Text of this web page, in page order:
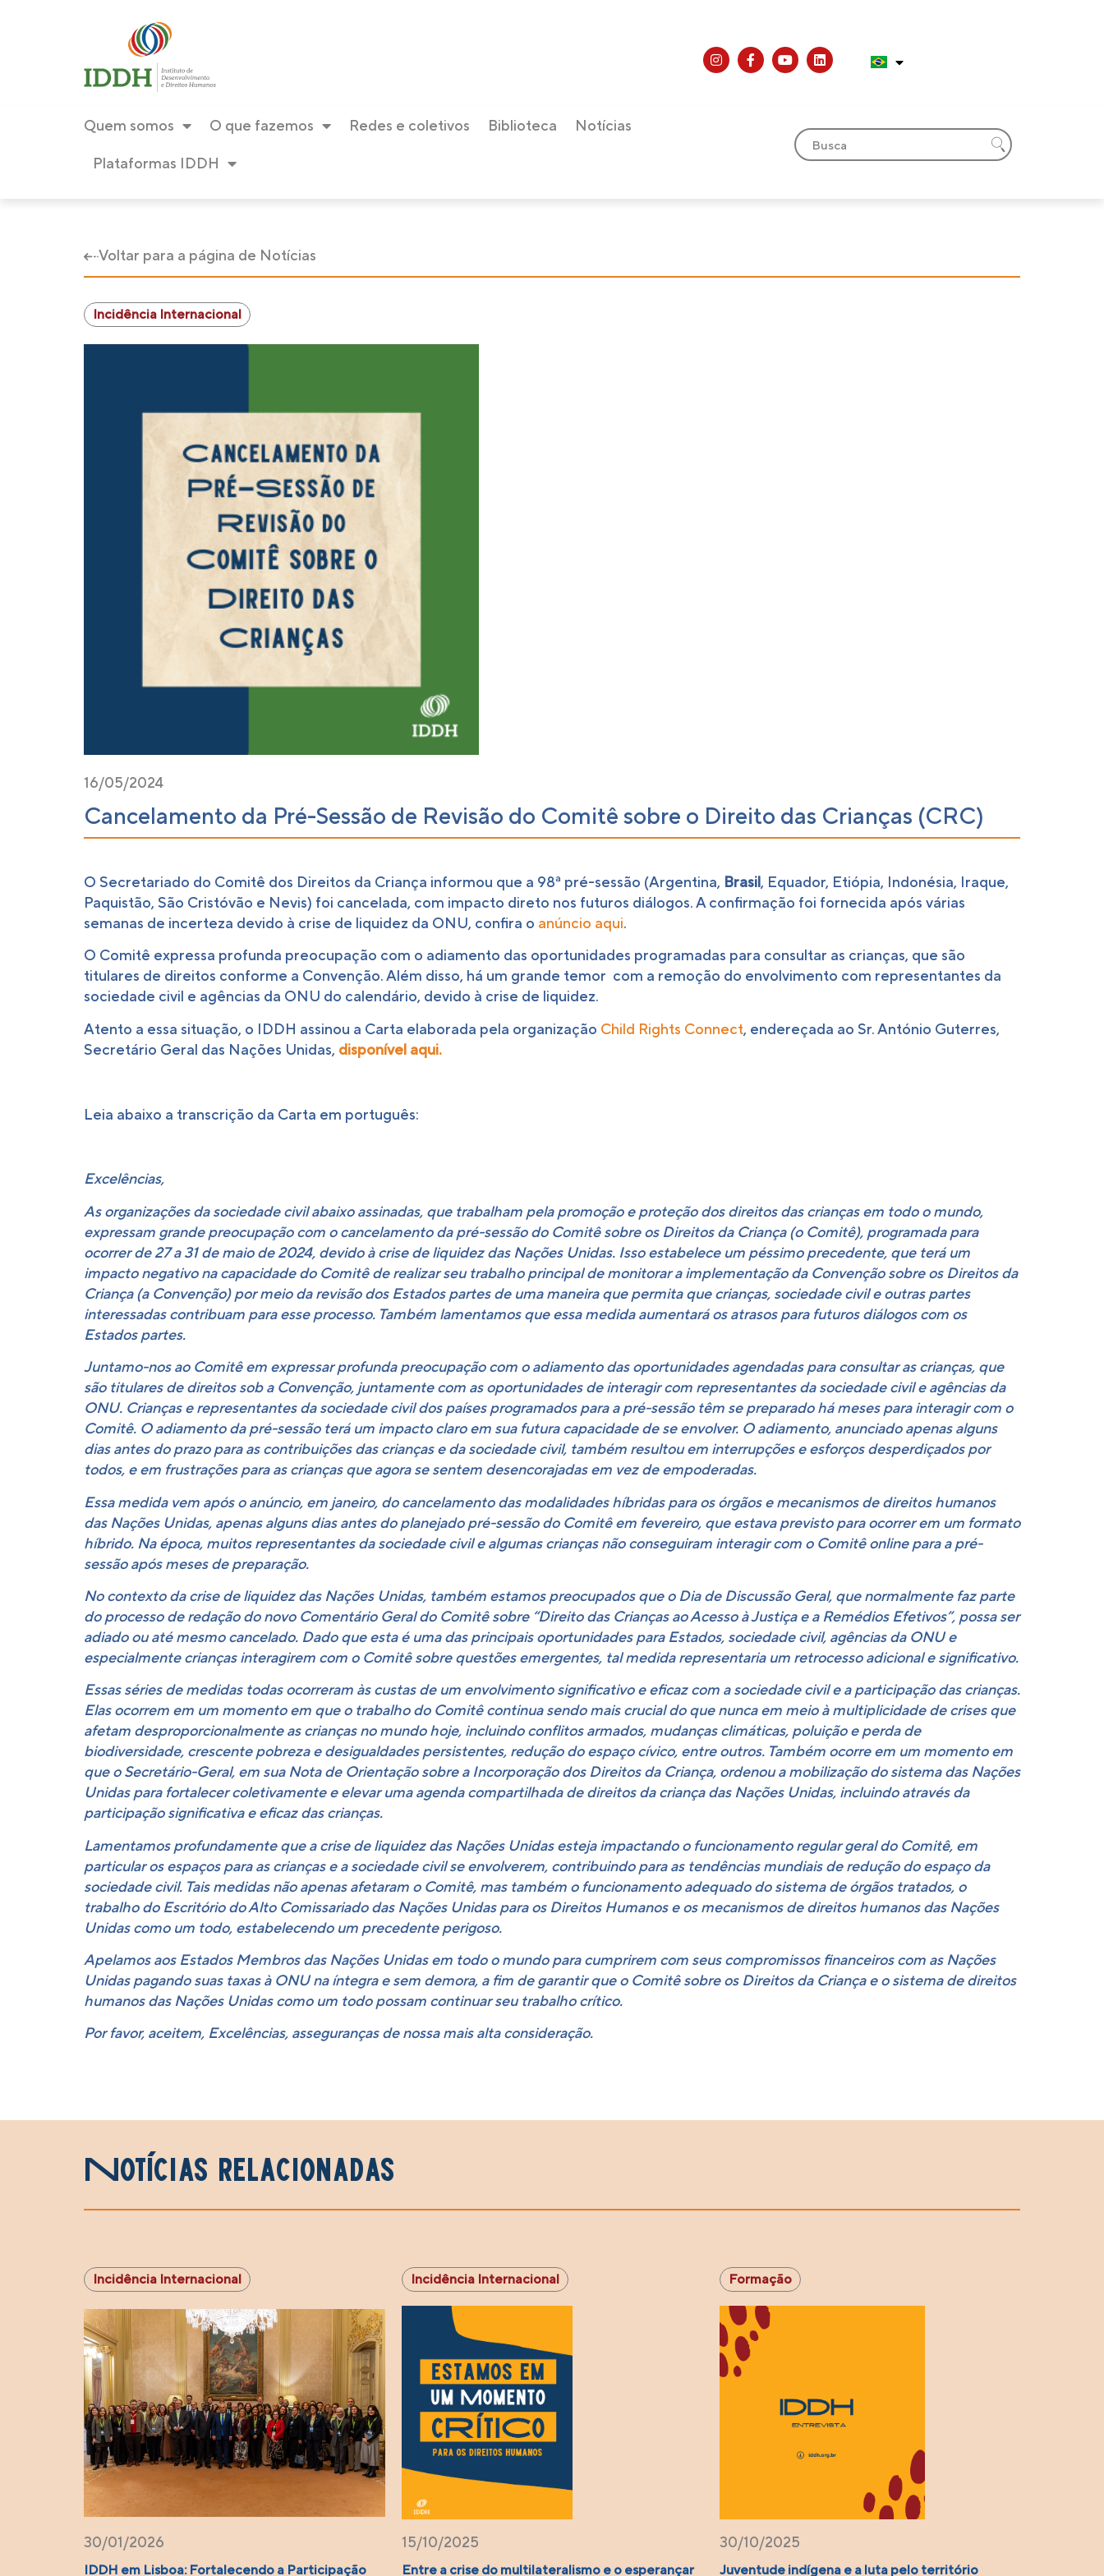
Quem somos O que fazemos Redes e coletivos Biblioteca Notícias
Plataformas IDDH
Voltar para a página de Notícias
Incidência Internacional
16/05/2024
Cancelamento da Pré-Sessão de Revisão do Comitê sobre o Direito das Crianças (CRC)
O Secretariado do Comitê dos Direitos da Criança informou que a 98ª pré-sessão (Argentina, Brasil, Equador, Etiópia, Indonésia, Iraque,
Paquistão, São Cristóvão e Nevis) foi cancelada, com impacto direto nos futuros diálogos. A confirmação foi fornecida após várias
semanas de incerteza devido à crise de liquidez da ONU, confira o anúncio aqui.
O Comitê expressa profunda preocupação com o adiamento das oportunidades programadas para consultar as crianças, que são
titulares de direitos conforme a Convenção. Além disso, há um grande temor com a remoção do envolvimento com representantes da
sociedade civil e agências da ONU do calendário, devido à crise de liquidez.
Atento a essa situação, o IDDH assinou a Carta elaborada pela organização Child Rights Connect, endereçada ao Sr. António Guterres,
Secretário Geral das Nações Unidas, disponível aqui.
Leia abaixo a transcrição da Carta em português:
Excelências,
As organizações da sociedade civil abaixo assinadas, que trabalham pela promoção e proteção dos direitos das crianças em todo o mundo,
expressam grande preocupação com o cancelamento da pré-sessão do Comitê sobre os Direitos da Criança (o Comitê), programada para
ocorrer de 27 a 31 de maio de 2024, devido à crise de liquidez das Nações Unidas. Isso estabelece um péssimo precedente, que terá um
impacto negativo na capacidade do Comitê de realizar seu trabalho principal de monitorar a implementação da Convenção sobre os Direitos da
Criança (a Convenção) por meio da revisão dos Estados partes de uma maneira que permita que crianças, sociedade civil e outras partes
interessadas contribuam para esse processo. Também lamentamos que essa medida aumentará os atrasos para futuros diálogos com os
Estados partes.
Juntamo-nos ao Comitê em expressar profunda preocupação com o adiamento das oportunidades agendadas para consultar as crianças, que
são titulares de direitos sob a Convenção, juntamente com as oportunidades de interagir com representantes da sociedade civil e agências da
ONU. Crianças e representantes da sociedade civil dos países programados para a pré-sessão têm se preparado há meses para interagir com o
Comitê. O adiamento da pré-sessão terá um impacto claro em sua futura capacidade de se envolver. O adiamento, anunciado apenas alguns
dias antes do prazo para as contribuições das crianças e da sociedade civil, também resultou em interrupções e esforços desperdiçados por
todos, e em frustrações para as crianças que agora se sentem desencorajadas em vez de empoderadas.
Essa medida vem após o anúncio, em janeiro, do cancelamento das modalidades híbridas para os órgãos e mecanismos de direitos humanos
das Nações Unidas, apenas alguns dias antes do planejado pré-sessão do Comitê em fevereiro, que estava previsto para ocorrer em um formato
híbrido. Na época, muitos representantes da sociedade civil e algumas crianças não conseguiram interagir com o Comitê online para a pré-
sessão após meses de preparação.
No contexto da crise de liquidez das Nações Unidas, também estamos preocupados que o Dia de Discussão Geral, que normalmente faz parte
do processo de redação do novo Comentário Geral do Comitê sobre “Direito das Crianças ao Acesso à Justiça e a Remédios Efetivos”, possa ser
adiado ou até mesmo cancelado. Dado que esta é uma das principais oportunidades para Estados, sociedade civil, agências da ONU e
especialmente crianças interagirem com o Comitê sobre questões emergentes, tal medida representaria um retrocesso adicional e significativo.
Essas séries de medidas todas ocorreram às custas de um envolvimento significativo e eficaz com a sociedade civil e a participação das crianças.
Elas ocorrem em um momento em que o trabalho do Comitê continua sendo mais crucial do que nunca em meio à multiplicidade de crises que
afetam desproporcionalmente as crianças no mundo hoje, incluindo conflitos armados, mudanças climáticas, poluição e perda de
biodiversidade, crescente pobreza e desigualdades persistentes, redução do espaço cívico, entre outros. Também ocorre em um momento em
que o Secretário-Geral, em sua Nota de Orientação sobre a Incorporação dos Direitos da Criança, ordenou a mobilização do sistema das Nações
Unidas para fortalecer coletivamente e elevar uma agenda compartilhada de direitos da criança das Nações Unidas, incluindo através da
participação significativa e eficaz das crianças.
Lamentamos profundamente que a crise de liquidez das Nações Unidas esteja impactando o funcionamento regular geral do Comitê, em
particular os espaços para as crianças e a sociedade civil se envolverem, contribuindo para as tendências mundiais de redução do espaço da
sociedade civil. Tais medidas não apenas afetaram o Comitê, mas também o funcionamento adequado do sistema de órgãos tratados, o
trabalho do Escritório do Alto Comissariado das Nações Unidas para os Direitos Humanos e os mecanismos de direitos humanos das Nações
Unidas como um todo, estabelecendo um precedente perigoso.
Apelamos aos Estados Membros das Nações Unidas em todo o mundo para cumprirem com seus compromissos financeiros com as Nações
Unidas pagando suas taxas à ONU na íntegra e sem demora, a fim de garantir que o Comitê sobre os Direitos da Criança e o sistema de direitos
humanos das Nações Unidas como um todo possam continuar seu trabalho crítico.
Por favor, aceitem, Excelências, asseguranças de nossa mais alta consideração.
Notícias relacionadas
Incidência Internacional
30/01/2026
IDDH em Lisboa: Fortalecendo a Participação
Incidência Internacional
15/10/2025
Entre a crise do multilateralismo e o esperançar
Formação
30/10/2025
Juventude indígena e a luta pelo território